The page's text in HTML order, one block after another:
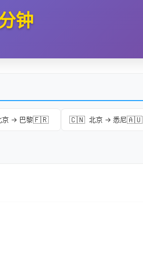
钟
京 → 巴黎🇫🇷 🇨🇳 北京 → 悉尼🇦🇺